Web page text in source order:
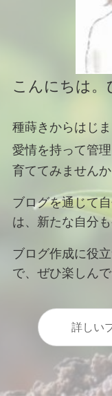
こんにちは。
種蒔きからはじ
愛情を持って管
育ててみませんか
ブログを通じて
は、新たな自分
ブログ作成に役
で、ぜひ楽しん
詳しい